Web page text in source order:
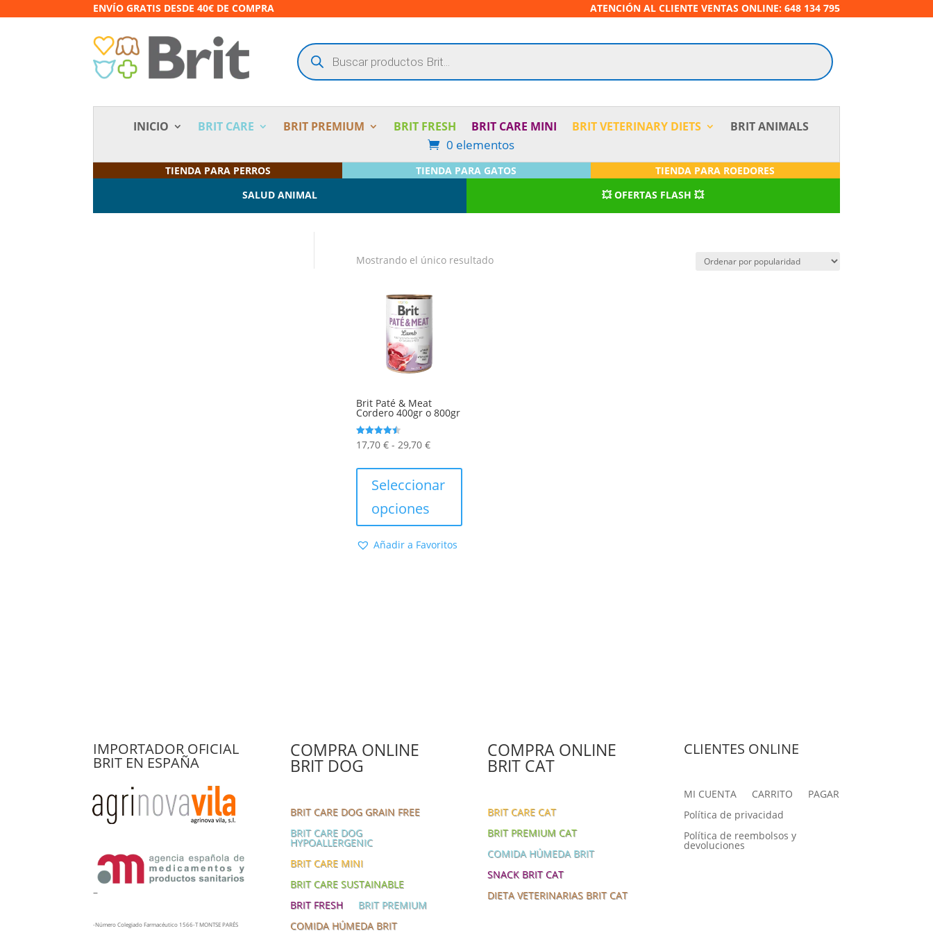
ENVÍO GRATIS DESDE 40€ DE COMPRA ATENCIÓN AL CLIENTE VENTAS ONLINE: 648 134 795
Búsqueda
de
productos
INICIO BRIT CARE BRIT PREMIUM BRIT FRESH BRIT CARE MINI BRIT VETERINARY DIETS BRIT ANIMALS
0 elementos
TIENDA PARA PERROS TIENDA PARA GATOS
TIENDA PARA ROEDORES
SALUD ANIMAL
💥 OFERTAS FLASH 💥
Mostrando el único resultado
Brit Paté & Meat
Cordero 400gr o 800gr
Valorado
con
de 5
17,70 € - 29,70 €Rango
precios:
29,70 €
Seleccionar
opciones
Añadir a Favoritos
IMPORTADOR OFICIAL
BRIT EN ESPAÑA
–
-Número Colegiado Farmacéutico 1566-T MONTSE PARÉS
COMPRA ONLINE
BRIT DOG
BRIT CARE DOG GRAIN FREE
BRIT CARE DOG
HYPOALLERGENIC
BRIT CARE MINI
BRIT CARE SUSTAINABLE
BRIT FRESH
BRIT PREMIUM
COMIDA HÚMEDA BRIT
COMPRA ONLINE
BRIT CAT
BRIT CARE CAT
BRIT PREMIUM CAT
COMIDA HÚMEDA BRIT
SNACK BRIT CAT
DIETA VETERINARIAS BRIT CAT
CLIENTES ONLINE
MI CUENTA CARRITO
PAGAR
Política de privacidad
Política de reembolsos y
devoluciones